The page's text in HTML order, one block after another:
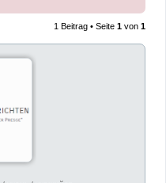
1 Beitrag • Seite 1 von 1